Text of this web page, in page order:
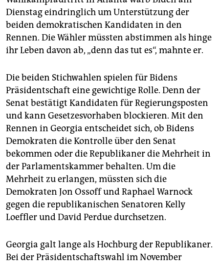
Dienstag eindringlich um Unterstützung der
beiden demokratischen Kandidaten in den
Rennen. Die Wähler müssten abstimmen als hinge
ihr Leben davon ab, „denn das tut es“, mahnte er.
Die beiden Stichwahlen spielen für Bidens
Präsidentschaft eine gewichtige Rolle. Denn der
Senat bestätigt Kandidaten für Regierungsposten
und kann Gesetzesvorhaben blockieren. Mit den
Rennen in Georgia entscheidet sich, ob Bidens
Demokraten die Kontrolle über den Senat
bekommen oder die Republikaner die Mehrheit in
der Parlamentskammer behalten. Um die
Mehrheit zu erlangen, müssten sich die
Demokraten Jon Ossoff und Raphael Warnock
gegen die republikanischen Senatoren Kelly
Loeffler und David Perdue durchsetzen.
Georgia galt lange als Hochburg der Republikaner.
Bei der Präsidentschaftswahl im November